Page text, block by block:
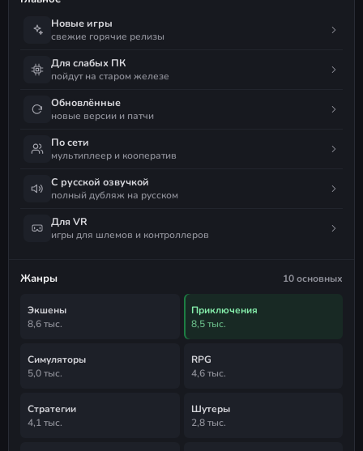
Новые игры
свежие горячие релизы
Для слабых ПК
пойдут на старом железе
Обновлённые
новые версии и патчи
По сети
мультиплеер и кооператив
С русской озвучкой
полный дубляж на русском
Для VR
игры для шлемов и контроллеров
Жанры 10 основных
Экшены
8,6 тыс.
Приключения
8,5 тыс.
Симуляторы
5,0 тыс.
RPG
4,6 тыс.
Стратегии
4,1 тыс.
Шутеры
2,8 тыс.